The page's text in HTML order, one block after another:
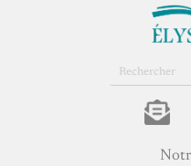
Rechercher
sur